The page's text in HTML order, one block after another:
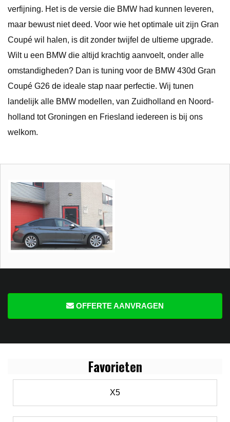
verfijning. Het is de versie die BMW had kunnen leveren,
maar bewust niet deed. Voor wie het optimale uit zijn Gran
Coupé wil halen, is dit zonder twijfel de ultieme upgrade.
Wilt u een BMW die altijd krachtig aanvoelt, onder alle
omstandigheden? Dan is tuning voor de BMW 430d Gran
Coupé G26 de ideale stap naar perfectie. Wij tunen
landelijk alle BMW modellen, van Zuidholland en Noord-
holland tot Groningen en Friesland iedereen is bij ons
welkom.
OFFERTE AANVRAGEN
Favorieten
X5